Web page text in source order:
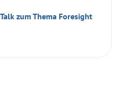
zum Thema Foresight